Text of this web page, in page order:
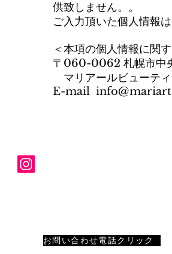
供致しません。。
ご入力頂いた個人情報
＜本項の個人情報に関
〒060-0062 札幌市中
マリアールビューテ
​E-mail
「マリアールビューティカレッジ」
お問い合わせ電話クリック